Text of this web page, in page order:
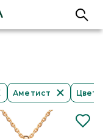
Аметист Цветы